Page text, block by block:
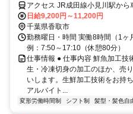
アクセス JR成田線小見川駅から
日給9,200円～11,200円
千葉県香取市
勤務曜日・時間 実働8時間（1ヶ
例：7:50～17:10（休憩80分）
仕事情報 ● 仕事内容 鮮魚加工技
生・冷凍切身の加工のほか、売
いします。生鮮加工技術をお持
アルバイト...
変形労働時間制 シフト制 髪型・髪色自